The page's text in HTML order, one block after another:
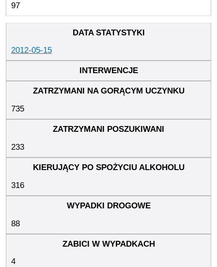
97
2012-05-15
735
233
316
88
4